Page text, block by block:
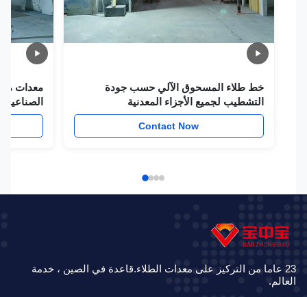
خط طلاء المسحوق الآلي حسب جودة
التشطيب لجميع الأجزاء المعدنية
Contact Now
معدات مصانع
الصناعية
23 عاما من التركيز على معدات الطلاء.قاعدة في الصين ، خدمة